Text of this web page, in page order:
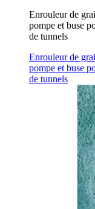
Enrouleur de
pompe et buse
de tunnels
Enrouleur de
pompe et buse
de tunnels